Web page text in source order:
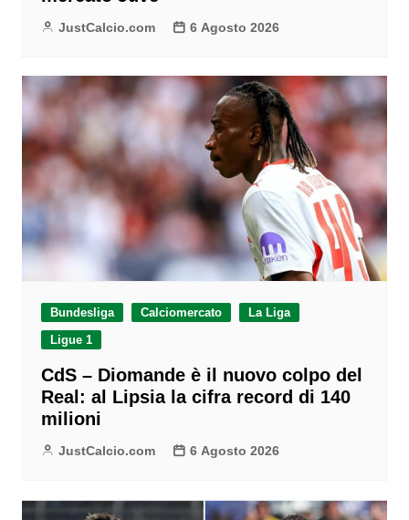
JustCalcio.com 6 Agosto 2026
Bundesliga Calciomercato
La Liga
Ligue 1
CdS – Diomande è il nuovo colpo del
Real: al Lipsia la cifra record di 140
milioni
JustCalcio.com 6 Agosto 2026